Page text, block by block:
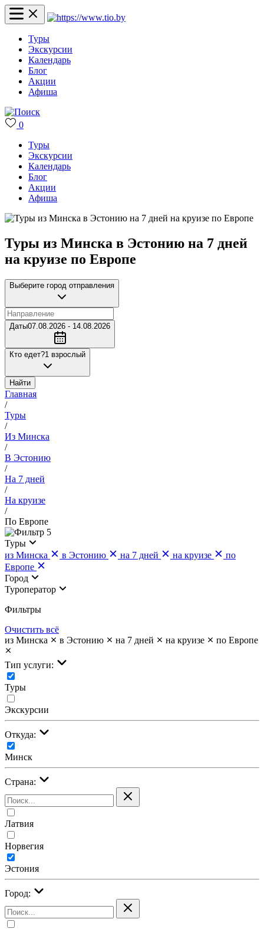
Туры
Экскурсии
Календарь
Блог
Акции
Афиша
0
Туры
Экскурсии
Календарь
Блог
Акции
Афиша
Туры из Минска в Эстонию на 7 дней
на круизе по Европе
Выберите город отправления
Даты07.08.2026 - 14.08.2026
Кто едет?1 взрослый
Найти
Главная
/
Туры
/
Из Минска
/
В Эстонию
/
На 7 дней
/
На круизе
/
По Европе
5
Туры
из Минска
в Эстонию на 7 дней на круизе
по
Европе
Город
Туроператор
Фильтры
Очистить всё
из Минска
в Эстонию на 7 дней на круизе по Европе
Тип услуги:
Туры
Экскурсии
Откуда:
Минск
Страна:
Латвия
Норвегия
Эстония
Город: